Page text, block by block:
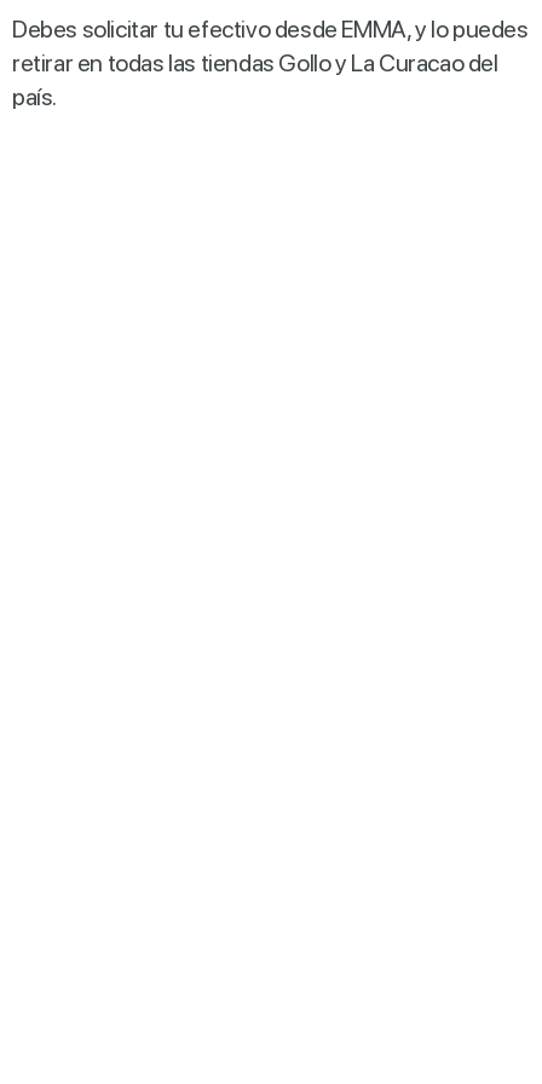
Debes solicitar tu efectivo desde EMMA, y lo puedes
retirar en todas las tiendas Gollo y La Curacao del
país.